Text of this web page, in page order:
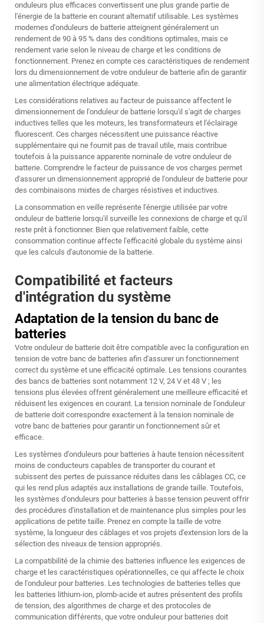
onduleurs plus efficaces convertissent une plus grande partie de
l'énergie de la batterie en courant alternatif utilisable. Les systèmes
modernes d'onduleurs de batterie atteignent généralement un
rendement de 90 à 95 % dans des conditions optimales, mais ce
rendement varie selon le niveau de charge et les conditions de
fonctionnement. Prenez en compte ces caractéristiques de rendement
lors du dimensionnement de votre onduleur de batterie afin de garantir
une alimentation électrique adéquate.
Les considérations relatives au facteur de puissance affectent le
dimensionnement de l'onduleur de batterie lorsqu'il s'agit de charges
inductives telles que les moteurs, les transformateurs et l'éclairage
fluorescent. Ces charges nécessitent une puissance réactive
supplémentaire qui ne fournit pas de travail utile, mais contribue
toutefois à la puissance apparente nominale de votre onduleur de
batterie. Comprendre le facteur de puissance de vos charges permet
d'assurer un dimensionnement approprié de l'onduleur de batterie pour
des combinaisons mixtes de charges résistives et inductives.
La consommation en veille représente l'énergie utilisée par votre
onduleur de batterie lorsqu'il surveille les connexions de charge et qu'il
reste prêt à fonctionner. Bien que relativement faible, cette
consommation continue affecte l'efficacité globale du système ainsi
que les calculs d'autonomie de la batterie.
Compatibilité et facteurs
d'intégration du système
Adaptation de la tension du banc de
batteries
Votre onduleur de batterie doit être compatible avec la configuration en
tension de votre banc de batteries afin d'assurer un fonctionnement
correct du système et une efficacité optimale. Les tensions courantes
des bancs de batteries sont notamment 12 V, 24 V et 48 V ; les
tensions plus élevées offrent généralement une meilleure efficacité et
réduisent les exigences en courant. La tension nominale de l'onduleur
de batterie doit correspondre exactement à la tension nominale de
votre banc de batteries pour garantir un fonctionnement sûr et
efficace.
Les systèmes d'onduleurs pour batteries à haute tension nécessitent
moins de conducteurs capables de transporter du courant et
subissent des pertes de puissance réduites dans les câblages CC, ce
qui les rend plus adaptés aux installations de grande taille. Toutefois,
les systèmes d'onduleurs pour batteries à basse tension peuvent offrir
des procédures d'installation et de maintenance plus simples pour les
applications de petite taille. Prenez en compte la taille de votre
système, la longueur des câblages et vos projets d'extension lors de la
sélection des niveaux de tension appropriés.
La compatibilité de la chimie des batteries influence les exigences de
charge et les caractéristiques opérationnelles, ce qui affecte le choix
de l'onduleur pour batteries. Les technologies de batteries telles que
les batteries lithium-ion, plomb-acide et autres présentent des profils
de tension, des algorithmes de charge et des protocoles de
communication différents, que votre onduleur pour batteries doit